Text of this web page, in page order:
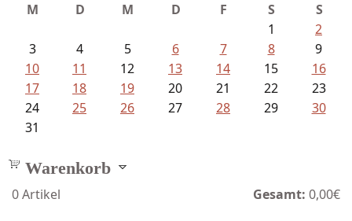
M D M D F S
S
1
2
3
4 5 6 7 8
9
10
11 12 13 14 15
16
17
18 19 20 21 22
23
24
25 26 27 28 29
30
31
Warenkorb
0Artikel Gesamt: 0,00€